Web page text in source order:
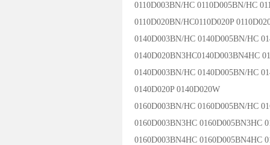
0110D003BN/HC 0110D005BN/HC
0110D020BN/HC0110D020P
0140D003BN/HC 0140D005BN/HC
0140D020BN3HC0140D003BN4HC
0140D003BN/HC 0140D005BN/HC
0140D020P 0140D020W
0160D003BN/HC 0160D005BN/HC
0160D003BN3HC 0160D005BN3HC
0160D003BN4HC 0160D005BN4HC